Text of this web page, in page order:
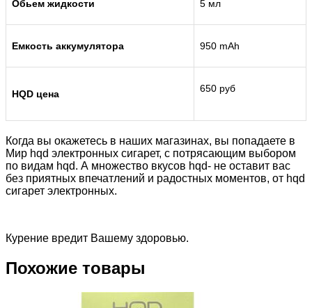
Обьем жидкости 5 мл
Емкость аккумулятора 950 mAh
HQD цена 650 руб
Когда вы окажетесь в наших магазинах, вы попадаете в
Мир hqd электронных сигарет, с потрясающим выбором
по видам hqd. А множество вкусов hqd- не оставит вас
без приятных впечатлений и радостных моментов, от hqd
сигарет электронных.
Курение вредит Вашему здоровью.
Похожие товары